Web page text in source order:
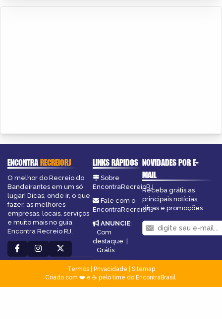
ENCONTRARECREIORJ
O melhor do Recreio do
Bandeirantes em um só
lugar! Dicas, onde ir, o que
fazer, as melhores
empresas, locais, serviços
e muito mais no guia
Encontra Recreio RJ.
LINKS RÁPIDOS
Sobre
EncontraRecreioRJ
Fale com o
EncontraRecreioRJ
ANUNCIE:
Com
destaque |
Grátis
NOVIDADES POR E-
MAIL
Receba grátis as
principais notícias,
dicas e promoções
Termos| Privacidade
Sitemap
Criado com ❤️ e ☕ pelo time do EncontraBrasil